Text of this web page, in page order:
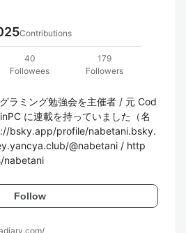
Contributions
40
Followees
179
Followers
ラミング勉強会を主催者 / 元 Cod
に連載を持っていました（名
bsky.app/profile/nabetani.bsky.
@nabetani / http
nabetani
Follow